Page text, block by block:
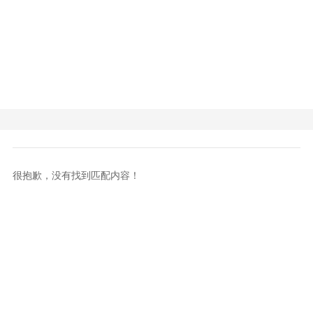
很抱歉，没有找到匹配内容！